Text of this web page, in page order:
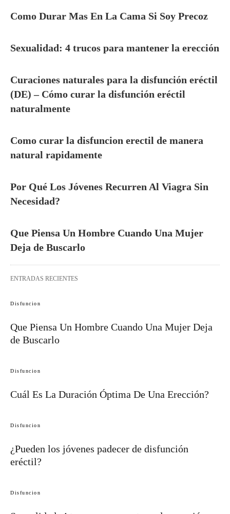
Como Durar Mas En La Cama Si Soy Precoz
Sexualidad: 4 trucos para mantener la erección
Curaciones naturales para la disfunción eréctil
(DE) – Cómo curar la disfunción eréctil
naturalmente
Como curar la disfuncion erectil de manera
natural rapidamente
Por Qué Los Jóvenes Recurren Al Viagra Sin
Necesidad?
Que Piensa Un Hombre Cuando Una Mujer
Deja de Buscarlo
ENTRADAS RECIENTES
Disfuncion
Que Piensa Un Hombre Cuando Una Mujer Deja
de Buscarlo
Disfuncion
Cuál Es La Duración Óptima De Una Erección?
Disfuncion
¿Pueden los jóvenes padecer de disfunción
eréctil?
Disfuncion